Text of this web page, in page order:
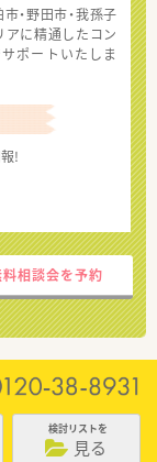
・野田市・我孫子
アに精通したコン
ポートいたしま
!
相談会を予約
検討リストを
見る